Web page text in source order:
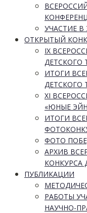
УЧАСТИЕ В
ОТКРЫТЫЙ
IX
ДЕТСКОГО
ИТОГИ
ДЕТСКОГО
XI
«ЮНЫЕ
ИТОГИ
ФОТО
АРХИВ
КОНКУРСА
ПУБЛИКАЦИИ
РАБОТЫ
НАУЧНО-